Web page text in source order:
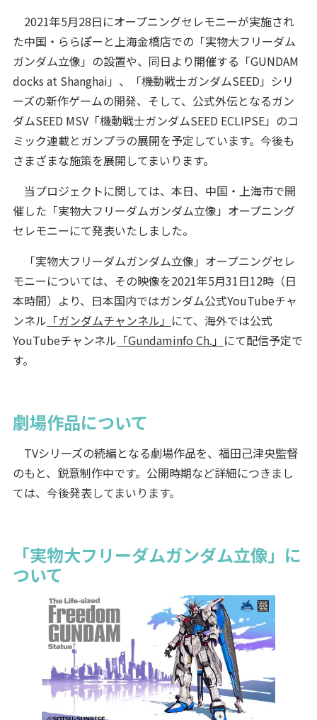
2021年5月28日にオープニングセレモニーが実施され
た中国・ららぽーと上海金橋店での「実物大フリーダム
ガンダム立像」の設置や、同日より開催する「GUNDAM
docks at Shanghai」、「機動戦士ガンダムSEED」シリ
ーズの新作ゲームの開発、そして、公式外伝となるガン
ダムSEED MSV「機動戦士ガンダムSEED ECLIPSE」のコ
ミック連載とガンプラの展開を予定しています。今後も
さまざまな施策を展開してまいります。
当プロジェクトに関しては、本日、中国・上海市で開
催した「実物大フリーダムガンダム立像」オープニング
セレモニーにて発表いたしました。
「実物大フリーダムガンダム立像」オープニングセレ
モニーについては、その映像を2021年5月31日12時（日
本時間）より、日本国内ではガンダム公式YouTubeチャ
ンネル 「ガンダムチャンネル」 にて、海外では公式
YouTubeチャンネル 「Gundaminfo Ch.」 にて配信予定で
す。
劇場作品について
TVシリーズの続編となる劇場作品を、福田己津央監督
のもと、鋭意制作中です。公開時期など詳細につきまし
ては、今後発表してまいります。
「実物大フリーダムガンダム立像」に
ついて